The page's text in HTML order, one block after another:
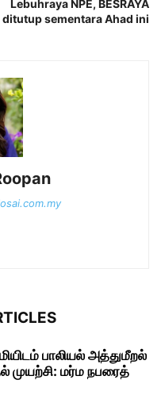
Lebuhraya NPE, BESRAYA
ditutup sementara Ahad ini
பாலியல் அத்துமீறல்
முயற்சி: மர்ம நபரைத்